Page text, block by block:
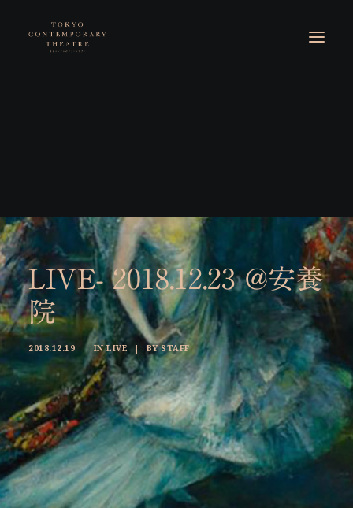
LIVE- 2018.12.23 @安養
院
2018.12.19 | INLIVE | BYSTAFF